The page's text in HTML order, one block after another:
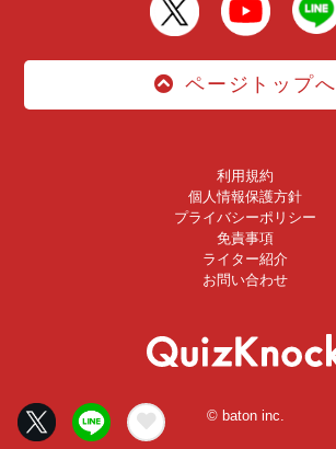
ページトップへ
利用規約
個人情報保護方針
プライバシーポリシー
免責事項
ライター紹介
お問い合わせ
© baton inc.